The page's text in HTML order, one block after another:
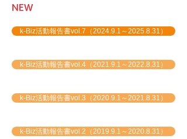
​NEW
k-Biz活動報告書vol.7（2024.9.1～2025.8.31）
k-Biz活動報告書vol.4（2021.9.1～2022.8.31）
k-Biz活動報告書vol.3（2020.9.1～2021.8.31）
k-Biz活動報告書vol.2（2019.9.1～2020.8.31）